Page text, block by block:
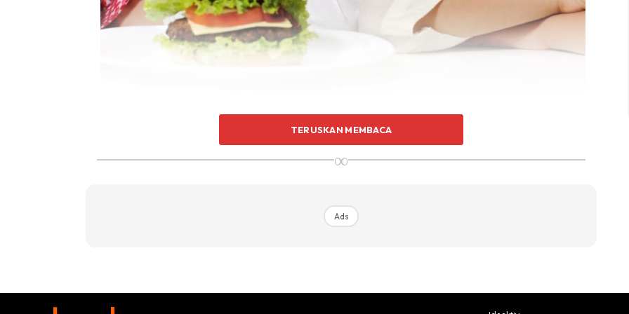
Lebih mudah untuk mempelajari sesuatu apabila usia meningkat, kerana badan anda lebih biasa
melakukannya. Walau bagaimanapun, ia juga penting untuk belajar sejak kecil, supaya anda boleh
TERUSKAN MEMBACA
∞
Ads